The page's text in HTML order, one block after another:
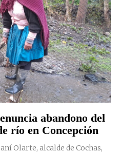
abandono del
río en Concepción
Olarte, alcalde de Cochas,